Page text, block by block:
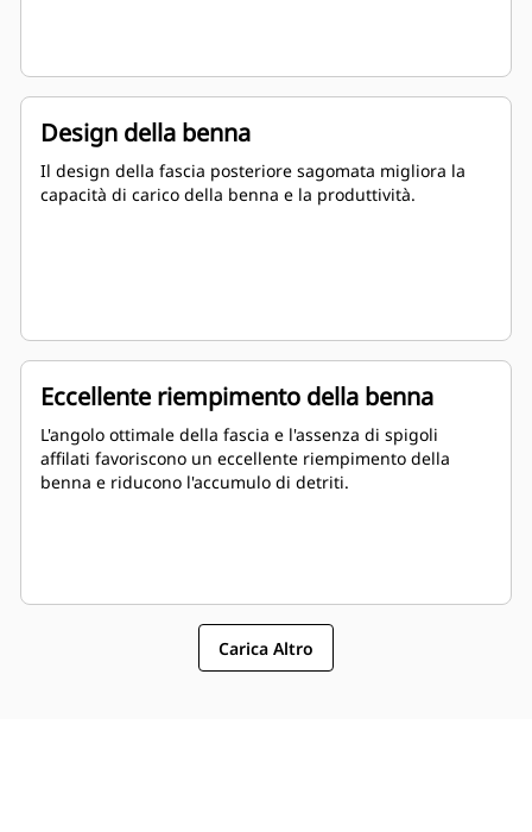
Design della benna
Il design della fascia posteriore sagomata migliora la
capacità di carico della benna e la produttività.
Eccellente riempimento della benna
L'angolo ottimale della fascia e l'assenza di spigoli
affilati favoriscono un eccellente riempimento della
benna e riducono l'accumulo di detriti.
Carica Altro